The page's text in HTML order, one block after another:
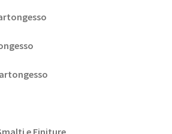
e Finiture